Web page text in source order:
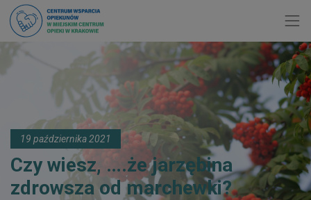
19 października 2021
Czy wiesz, ….że jarzębina
zdrowsza od marchewki?